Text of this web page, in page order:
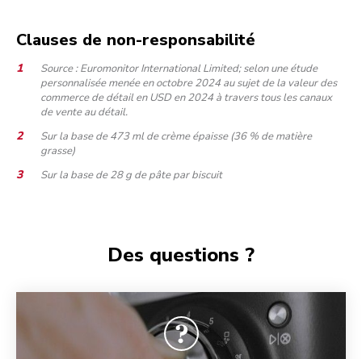
Clauses de non-responsabilité
Source : Euromonitor International Limited; selon une étude
personnalisée menée en octobre 2024 au sujet de la valeur des
commerce de détail en USD en 2024 à travers tous les canaux
de vente au détail.
Sur la base de 473 ml de crème épaisse (36 % de matière
grasse)
Sur la base de 28 g de pâte par biscuit
Des questions ?